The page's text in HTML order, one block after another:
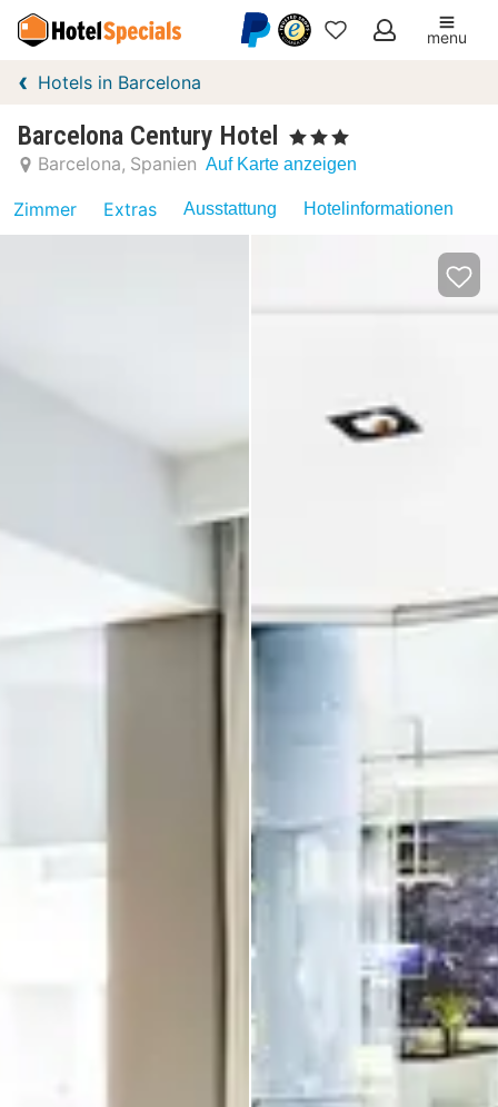
Meine
menu
Hotels in Barcelona
Barcelona Century Hotel , 3 Sterne
Barcelona Spanien Auf Karte anzeigen
Zimmer Extras Ausstattung Hotelinformationen